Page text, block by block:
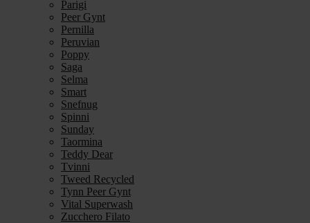
Parigi
Peer Gynt
Pernilla
Peruvian
Poppy
Saga
Selma
Smart
Snefnug
Spinni
Sunday
Taormina
Teddy Dear
Tvinni
Tweed Recycled
Tynn Peer Gynt
Vital Superwash
Zucchero Filato